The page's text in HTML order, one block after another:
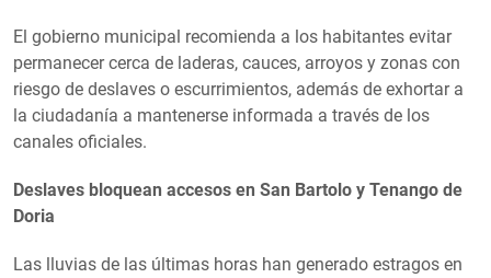
El gobierno municipal recomienda a los habitantes evitar
permanecer cerca de laderas, cauces, arroyos y zonas con
riesgo de deslaves o escurrimientos, además de exhortar a
la ciudadanía a mantenerse informada a través de los
canales oficiales.
Deslaves bloquean accesos en San Bartolo y Tenango de
Doria
Las lluvias de las últimas horas han generado estragos en